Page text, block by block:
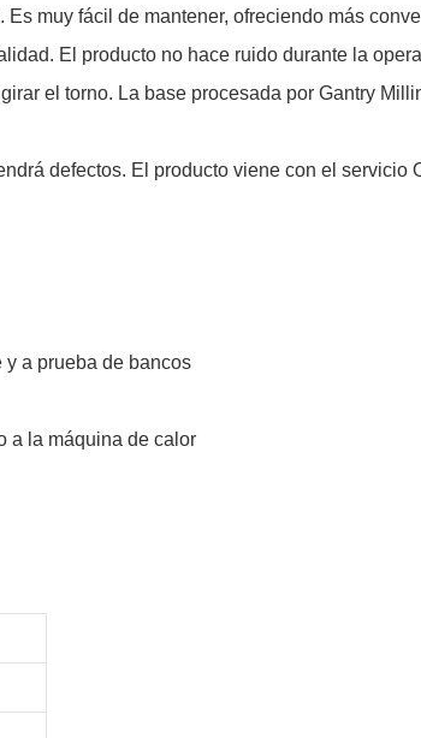
muy fácil de mantener, ofreciendo más
El producto no hace ruido durante la
el torno. La base procesada por Gantry
defectos. El producto viene con el servicio
a prueba de bancos
a la máquina de calor